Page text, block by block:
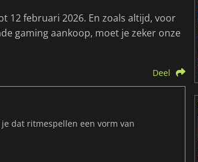
12 februari 2026. En zoals altijd, voor
gaming aankoop, moet je zeker onze
Deel
dat ritmespellen een vorm van